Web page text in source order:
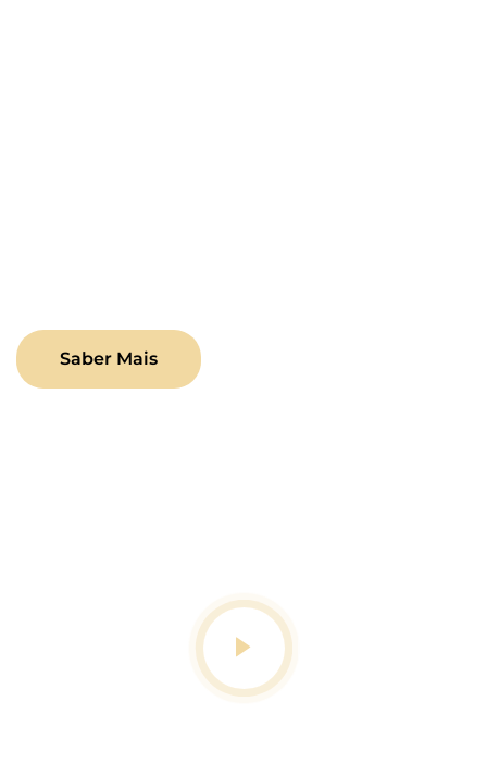
Saber Mais